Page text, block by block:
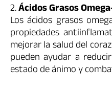
2.Ácidos Grasos
Los ácidos grasos
propiedades
mejorar la salud del
pueden ayudar a
estado de ánimo y